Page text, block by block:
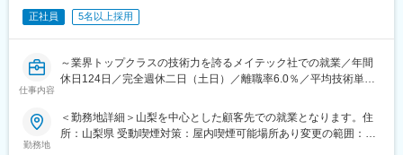
変更の範囲：会社の定める業務
■当社の特徴：
・人材派遣のリーディングカンパニー「スタッフサービス」のグ
展開しています。人材派遣のノウハウと実績を活かして、製造業
派遣の分野においても大手企業から中小企業まで細やかなニーズ
・働きやすい環境：有給休暇の取得を会社としても奨励してお
り、ワークライフバランスが取れていることが特徴です。女性も
正社員 5名以上採用
仕事内容
～業界トップクラスの技術力を誇るメイテック社での就業／年間
休日124日／完全週休二日（土日）／離職率6.0％／平均技術単価
■業務内容：
自動車、輸送機器関連・産業用機器・航空機などの日本全国の製
勤務地
＜勤務地詳細＞山梨を中心とした顧客先での就業となります。住
所：山梨県 受動喫煙対策：屋内喫煙可能場所あり変更の範囲：会